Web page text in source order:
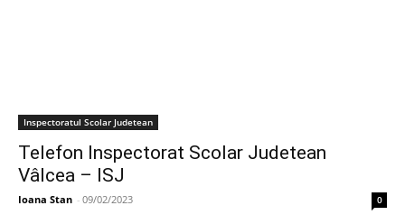
Inspectoratul Scolar Judetean
Telefon Inspectorat Scolar Judetean
Vâlcea – ISJ
Ioana Stan - 09/02/2023 0